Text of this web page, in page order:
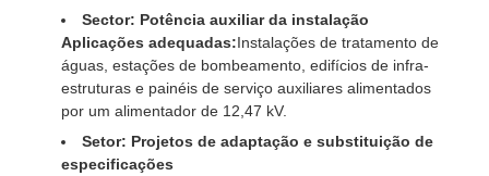
Sector: Potência auxiliar da instalação
Aplicações adequadas:Instalações de tratamento de
águas, estações de bombeamento, edifícios de infra-
estruturas e painéis de serviço auxiliares alimentados
por um alimentador de 12,47 kV.
Setor: Projetos de adaptação e substituição de
especificações